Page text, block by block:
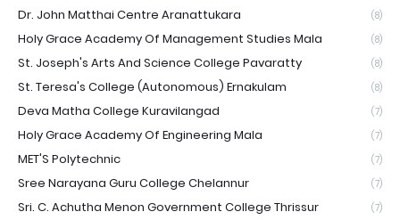
Dr. John Matthai Centre Aranattukara (8)
Holy Grace Academy Of Management Studies Mala (8)
St. Joseph's Arts And Science College Pavaratty (8)
St. Teresa's College (Autonomous) Ernakulam (8)
Deva Matha College Kuravilangad (7)
Holy Grace Academy Of Engineering Mala (7)
MET'S Polytechnic (7)
Sree Narayana Guru College Chelannur (7)
Sri. C. Achutha Menon Government College Thrissur (7)